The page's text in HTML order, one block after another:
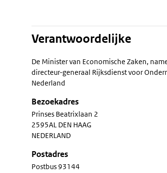
Verantwoordelijke
De Minister van Economische Zaken,
directeur-generaal Rijksdienst voor
Nederland
Bezoekadres
Prinses Beatrixlaan 2
2595AL DEN HAAG
NEDERLAND
Postadres
Postbus 93144